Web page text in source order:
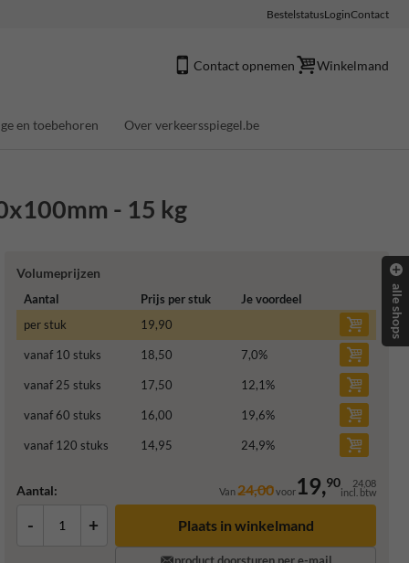
BestelstatusLoginContact
Contact opnemen Winkelmand
en toebehoren Over verkeersspiegel.be
- 15 kg
Volumeprijzen
Aantal Prijs per stuk
Je voordeel
per stuk
19,90
vanaf 10 stuks 18,50 7,0%
vanaf 25 stuks 17,50 12,1%
vanaf 60 stuks 16,00 19,6%
vanaf 120 stuks 14,95 24,9%
Aantal: Van24,00voor19,90 24,08
incl. btw
- + Plaats in winkelmand
alle shops